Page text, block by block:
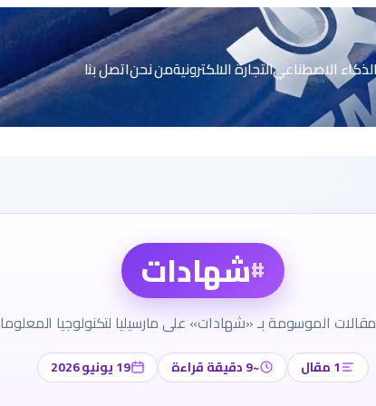
الاصطناعيالتجارة الالكترونيةمن نحناتصل بنا
#شهادات
الموسومة بـ «شهادات» على مارسيليا لتكنولوجيا
1 مقال ~9 دقيقة قراءة 19 يونيو 2026